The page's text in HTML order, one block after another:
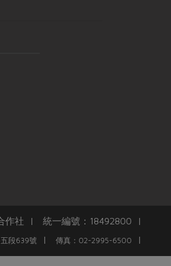
作社 | 統一編號：18492800 |
段639號 | 傳真：02-2995-6500 |